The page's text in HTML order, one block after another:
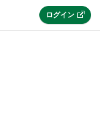
ログイン